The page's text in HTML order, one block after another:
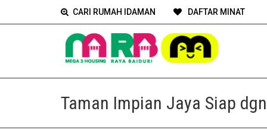
CARI RUMAH IDAMAN DAFTAR MINAT
Taman Impian Jaya Siap